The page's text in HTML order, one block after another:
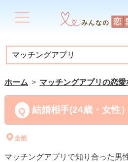
ホーム マッチングアプリの恋愛
結婚相手(24歳・女性）
全般
マッチングアプリで知り合った男